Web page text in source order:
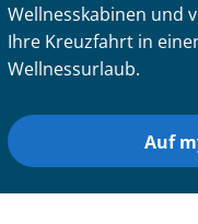
Wellnesskabinen und
Ihre Kreuzfahrt in
Wellnessurlaub.
Auf